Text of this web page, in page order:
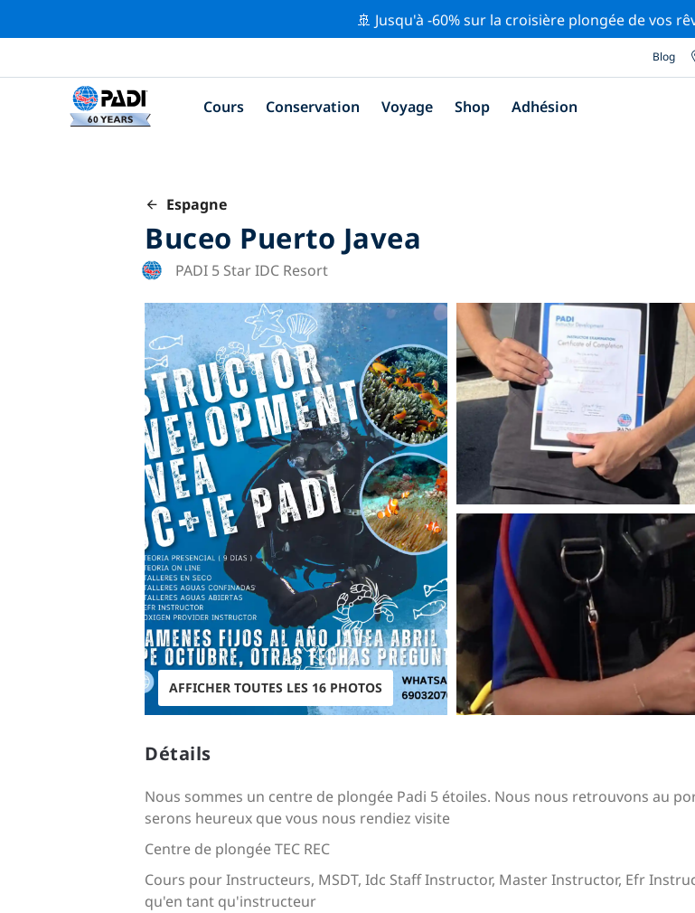
🚢 Jusqu'à -60% sur la croisière plongée de vos
Blog
Cours Conservation Voyage Shop Adhésion
Espagne
Buceo Puerto Javea
PADI 5 Star IDC Resort
AFFICHER TOUTES LES 16 PHOTOS
Détails
Nous sommes un centre de plongée Padi 5 étoiles. Nous nous retrouvons au
serons heureux que vous nous rendiez visite
Centre de plongée TEC REC
Cours pour Instructeurs, MSDT, Idc Staff Instructor, Master Instructor, Efr
qu'en tant qu'instructeur